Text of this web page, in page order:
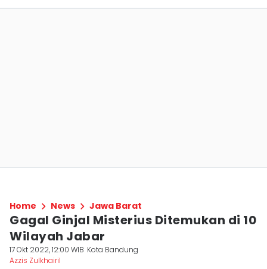
Home News Jawa Barat
Gagal Ginjal Misterius Ditemukan di 10
Wilayah Jabar
17 Okt 2022, 12:00 WIB Kota Bandung
Azzis Zulkhairil